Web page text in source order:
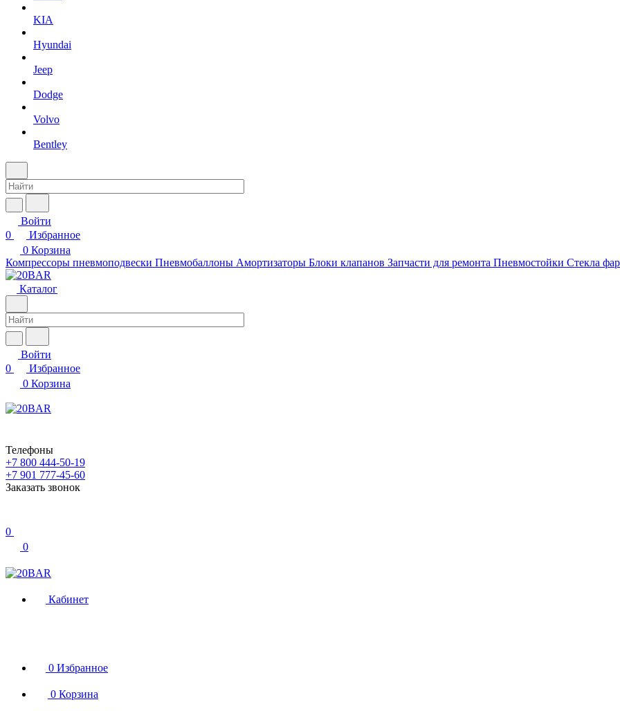
KIA
Hyundai
Jeep
Dodge
Volvo
Bentley
Войти
0
Избранное
0 Корзина
Компрессоры пневмоподвески Пневмобаллоны Амортизаторы Блоки клапанов Запчасти для ремонта Пневмостойки Стекла фар
Каталог
Войти
0
Избранное
0 Корзина
Телефоны
+7 800 444-50-19
+7 901 777-45-60
Заказать звонок
0
0
Кабинет
0 Избранное
0 Корзина